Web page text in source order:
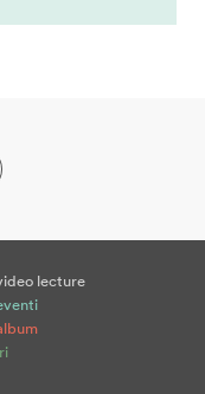
lecture